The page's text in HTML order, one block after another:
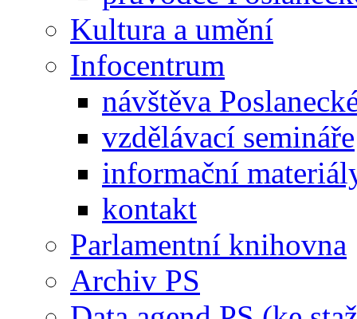
Kultura a umění
Infocentrum
návštěva
vzdělávací semináře
informační
kontakt
Parlamentní knihovna
Archiv PS